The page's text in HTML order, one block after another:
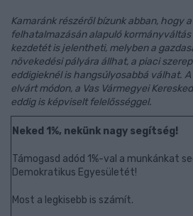
Kamaránk részéről bízunk abban, hogy
felhatalmazásán alapuló
kezdetét is jelentheti, melyben a
növekedési pályára állhat, a piaci
eddigieknél is hangsúlyosabbá válhat.
elvárt módon, a Vas Vármegyei
eddig is képviselt felelősséggel.
Neked 1%, nekünk nagy segítség!
Támogasd adód 1%-val a munkánkat
Demokratikus Egyesületét!
Most a legkisebb is számít.